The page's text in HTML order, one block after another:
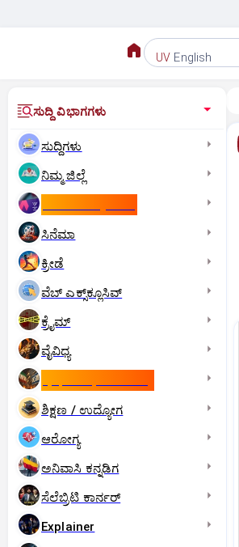
UV English
ಸುದ್ದಿ ವಿಭಾಗಗಳು
ಸುದ್ದಿಗಳು
ನಿಮ್ಮ ಜಿಲ್ಲೆ
ಸಿನೆಮಾ
ಕ್ರೀಡೆ
ವೆಬ್ ಎಕ್ಸ್‌ಕ್ಲೂಸಿವ್
ಕ್ರೈಮ್
ವೈವಿಧ್ಯ
ಶಿಕ್ಷಣ / ಉದ್ಯೋಗ
ಆರೋಗ್ಯ
ಅನಿವಾಸಿ ಕನ್ನಡಿಗ
ಸೆಲೆಬ್ರಿಟಿ ಕಾರ್ನರ್‌
Explainer